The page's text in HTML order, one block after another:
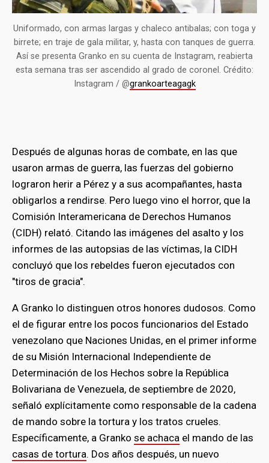
Uniformado, con armas largas y chaleco antibalas; con toga y
birrete; en traje de gala militar, y, hasta con tanques de guerra.
Así se presenta Granko en su cuenta de Instagram, reabierta
esta semana tras ser ascendido al grado de coronel. Crédito:
Instagram / @grankoarteagagk
Después de algunas horas de combate, en las que
usaron armas de guerra, las fuerzas del gobierno
lograron herir a Pérez y a sus acompañantes, hasta
obligarlos a rendirse. Pero luego vino el horror, que la
Comisión Interamericana de Derechos Humanos
(CIDH) relató. Citando las imágenes del asalto y los
informes de las autopsias de las víctimas, la CIDH
concluyó que los rebeldes fueron ejecutados con
"tiros de gracia".
A Granko lo distinguen otros honores dudosos. Como
el de figurar entre los pocos funcionarios del Estado
venezolano que Naciones Unidas, en el primer informe
de su Misión Internacional Independiente de
Determinación de los Hechos sobre la República
Bolivariana de Venezuela, de septiembre de 2020,
señaló explícitamente como responsable de la cadena
de mando sobre la tortura y los tratos crueles.
Específicamente, a Granko se achaca el mando de las
casas de tortura. Dos años después, un nuevo